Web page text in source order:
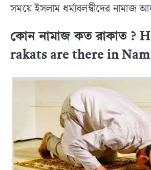
সময়ে ইসলাম ধর্মাবলম্বীদের নামাজ
কোন নামাজ কত রাকাত ?
rakats are there in